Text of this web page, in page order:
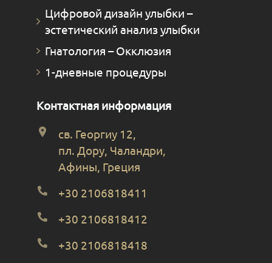
Цифровой дизайн улыбки –
эстетический анализ улыбки
Гнатология – Окклюзия
1-дневные процедуры
Контактная информация
св. Георгиу 12,
пл. Дору, Чаландри,
Афины, Греция
+30 2106818411
+30 2106818412
+30 2106818418